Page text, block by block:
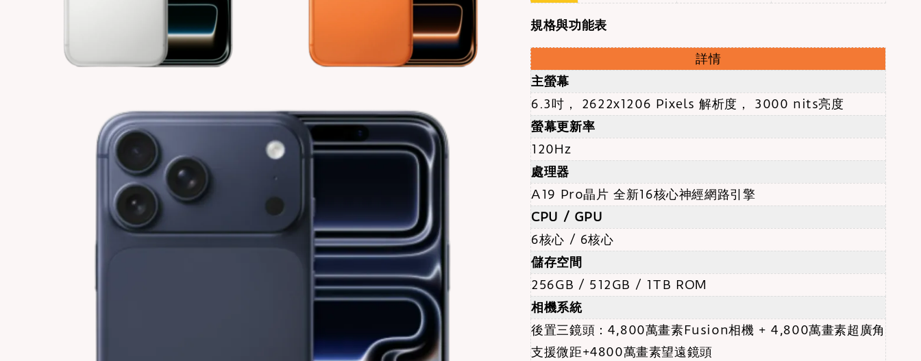
規格與功能表
詳情
主螢幕
6.3吋， 2622x1206 Pixels 解析度， 3000 nits亮度
螢幕更新率
120Hz
處理器
A19 Pro晶片 全新16核心神經網路引擎
CPU / GPU
6核心 / 6核心
儲存空間
256GB / 512GB / 1TB ROM
相機系統
後置三鏡頭：4,800萬畫素Fusion相機 + 4,800萬畫素超廣角
支援微距+4800萬畫素望遠鏡頭